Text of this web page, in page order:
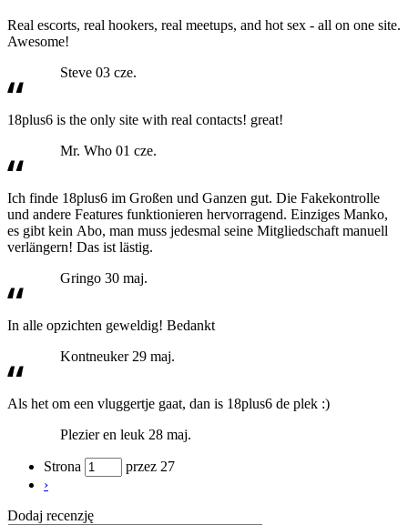
Real escorts, real hookers, real meetups, and hot sex - all on one site.
Awesome!
Steve 03 cze.
18plus6 is the only site with real contacts! great!
Mr. Who 01 cze.
Ich finde 18plus6 im Großen und Ganzen gut. Die Fakekontrolle
und andere Features funktionieren hervorragend. Einziges Manko,
es gibt kein Abo, man muss jedesmal seine Mitgliedschaft manuell
verlängern! Das ist lästig.
Gringo 30 maj.
In alle opzichten geweldig! Bedankt
Kontneuker 29 maj.
Als het om een vluggertje gaat, dan is 18plus6 de plek :)
Plezier en leuk 28 maj.
Strona
przez 27
›
Dodaj recenzję